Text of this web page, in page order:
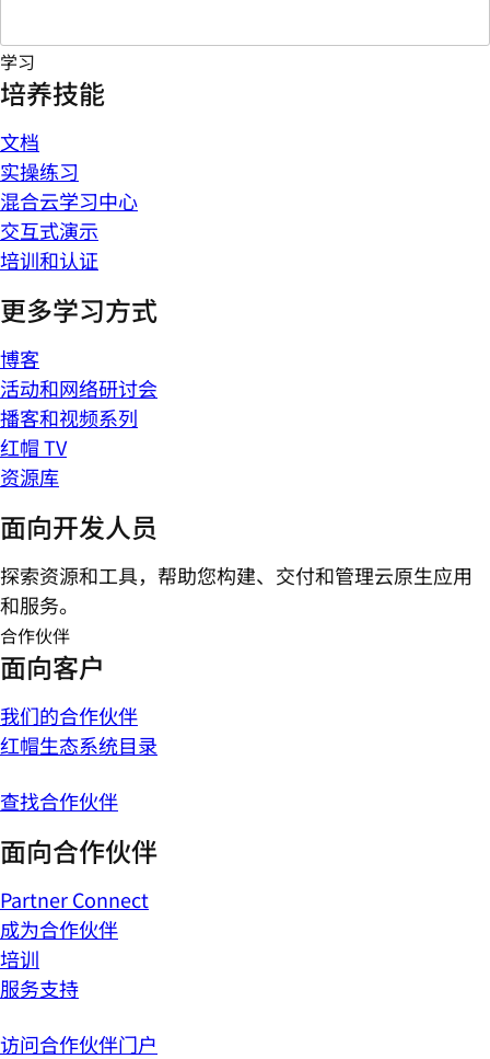
学习
培养技能
文档
实操练习
混合云学习中心
交互式演示
培训和认证
更多学习方式
博客
活动和网络研讨会
播客和视频系列
红帽 TV
资源库
面向开发人员
探索资源和工具，帮助您构建、交付和管理云原生应用
和服务。
合作伙伴
面向客户
我们的合作伙伴
红帽生态系统目录
查找合作伙伴
面向合作伙伴
Partner Connect
成为合作伙伴
培训
服务支持
访问合作伙伴门户